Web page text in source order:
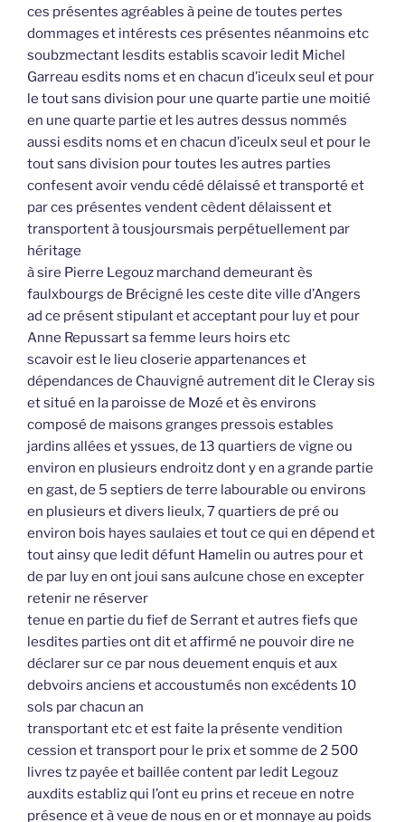
ces présentes agréables à peine de toutes pertes
dommages et intérests ces présentes néanmoins etc
soubzmectant lesdits establis scavoir ledit Michel
Garreau esdits noms et en chacun d’iceulx seul et pour
le tout sans division pour une quarte partie une moitié
en une quarte partie et les autres dessus nommés
aussi esdits noms et en chacun d’iceulx seul et pour le
tout sans division pour toutes les autres parties
confesent avoir vendu cédé délaissé et transporté et
par ces présentes vendent cèdent délaissent et
transportent à tousjoursmais perpétuellement par
héritage
à sire Pierre Legouz marchand demeurant ès
faulxbourgs de Brécigné les ceste dite ville d’Angers
ad ce présent stipulant et acceptant pour luy et pour
Anne Repussart sa femme leurs hoirs etc
scavoir est le lieu closerie appartenances et
dépendances de Chauvigné autrement dit le Cleray sis
et situé en la paroisse de Mozé et ès environs
composé de maisons granges pressois estables
jardins allées et yssues, de 13 quartiers de vigne ou
environ en plusieurs endroitz dont y en a grande partie
en gast, de 5 septiers de terre labourable ou environs
en plusieurs et divers lieulx, 7 quartiers de pré ou
environ bois hayes saulaies et tout ce qui en dépend et
tout ainsy que ledit défunt Hamelin ou autres pour et
de par luy en ont joui sans aulcune chose en excepter
retenir ne réserver
tenue en partie du fief de Serrant et autres fiefs que
lesdites parties ont dit et affirmé ne pouvoir dire ne
déclarer sur ce par nous deuement enquis et aux
debvoirs anciens et accoustumés non excédents 10
sols par chacun an
transportant etc et est faite la présente vendition
cession et transport pour le prix et somme de 2 500
livres tz payée et baillée content par ledit Legouz
auxdits establiz qui l’ont eu prins et receue en notre
présence et à veue de nous en or et monnaye au poids